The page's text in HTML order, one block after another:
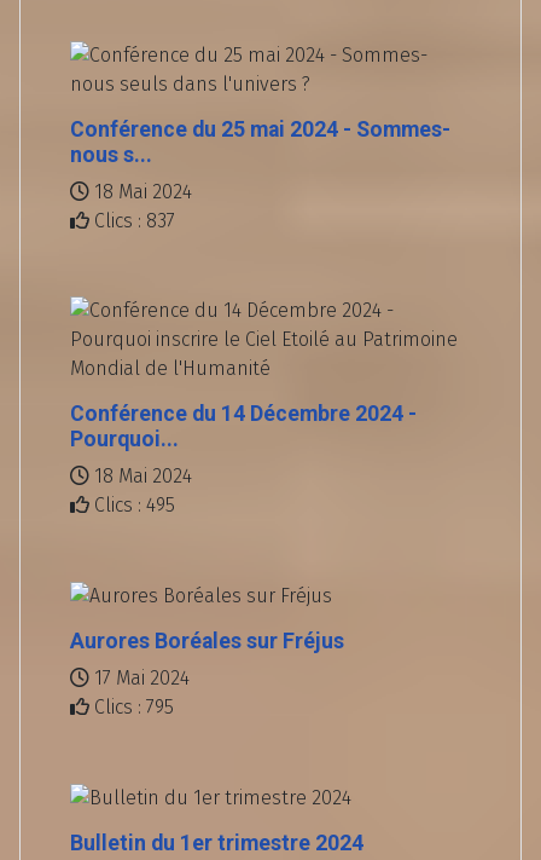
Conférence du 25 mai 2024 - Sommes-
nous s...
18 Mai 2024
Clics : 837
Conférence du 14 Décembre 2024 -
Pourquoi...
18 Mai 2024
Clics : 495
Aurores Boréales sur Fréjus
17 Mai 2024
Clics : 795
Bulletin du 1er trimestre 2024